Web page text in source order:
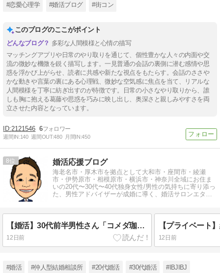
#恋愛心理学 #婚活ブログ #街コン
このブログのここがポイント
多彩な人間模様と心情の描写
マッチングアプリや日常のやり取りを通じて、個性豊かな人々の内面や交
流の微妙な機微を鋭く描写します。一見普通の会話の裏側に潜む感情や思
惑を浮かび上がらせ、読者に共感や新たな視点をもたらす。会話のささや
かな動きや言葉の裏にある心理戦、微妙な空気感に焦点を当て、リアルな
人間模様を丁寧に紡ぎ出すのが特徴です。日常の小さなやり取りから、誰
しも胸に抱える葛藤や思惑を巧みに映し出し、奥深さと親しみやすさを両
立させた内容となっています。
2121546 6
週間IN:140 週間OUT:480 月間IN:450
8 婚活応援ブログ
海老名市・厚木市を拠点として大和市・座間市・綾瀬
市・伊勢原市・相模原市・横浜市・神奈川全域にお住ま
いの20代〜30代〜40代独身女性/男性の気持ちに寄り添っ
た、男性アドバイザーが成婚に導く、婚活サロンエター
【婚活】30代前半男性さん「コメダ珈琲海老名大谷店」にて無料相談
12日前 12日前
#婚活 #仲人型結婚相談所 #20代婚活 #30代婚活 #IBJIBJ